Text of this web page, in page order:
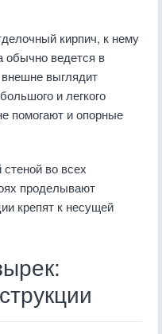
кирпич, к нему
обычно ведется в
внешне выглядит
и легкого
помогают и опорные
во всех
проделывают
крепят к несущей